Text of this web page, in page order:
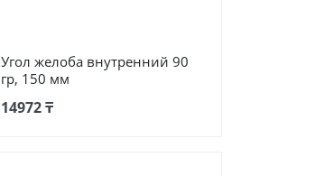
Угол желоба внутренний 90
гр, 150 мм
14972 ₸